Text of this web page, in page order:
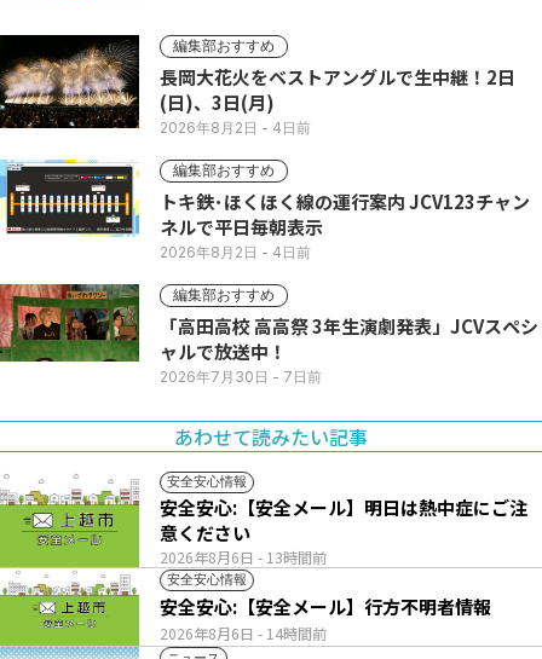
編集部おすすめ
長岡大花火をベストアングルで生中継！2日
(日)、3日(月)
2026年8月2日 - 4日前
編集部おすすめ
トキ鉄･ほくほく線の運行案内 JCV123チャン
ネルで平日毎朝表示
2026年8月2日 - 4日前
編集部おすすめ
「高田高校 高高祭 3年生演劇発表」JCVスペシ
ャルで放送中！
2026年7月30日 - 7日前
あわせて読みたい記事
安全安心情報
2026年8月6日 - 13時間前
安全安心:【安全メール】明日は熱中症にご注
意ください
安全安心情報
2026年8月6日 - 14時間前
安全安心:【安全メール】行方不明者情報